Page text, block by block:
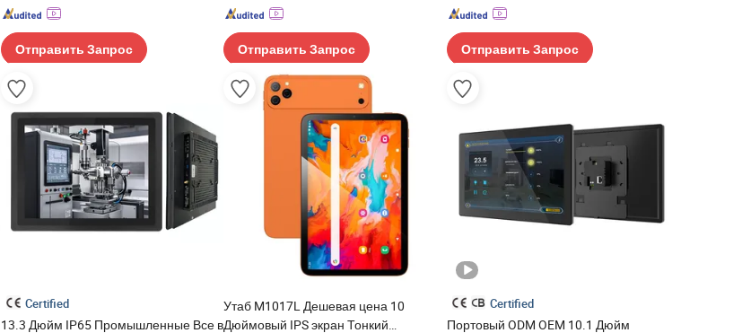
Отправить Запрос Отправить Запрос Отправить Запрос
Certified
13.3 Дюйм IP65 Промышленные Все в
Утаб M1017L Дешевая цена 10
Дюймовый IPS экран Тонкий
Certified
Портовый ODM OEM 10.1 Дюйм